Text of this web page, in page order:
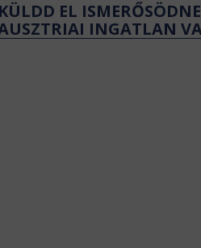
KÜLDD EL
INGATLAN